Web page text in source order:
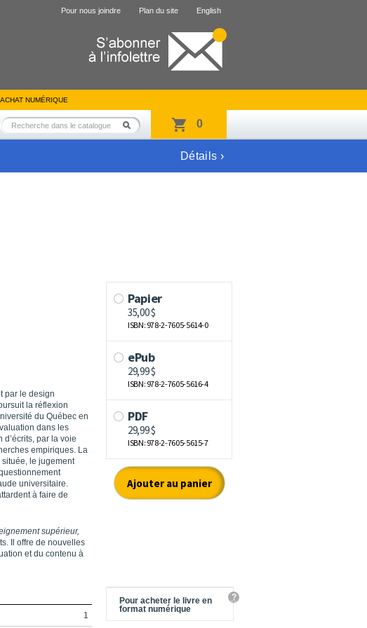
Pour nous joindre Plan du site English
NUMÉRIQUE
0
Détails ›
par le design
la réflexion
du Québec en
dans les
par la voie
empiriques. La
située, le jugement
universitaire.
à faire de
supérieur,
Il offre de nouvelles
et du contenu à
1
Pour acheter le livre en
format numérique
?